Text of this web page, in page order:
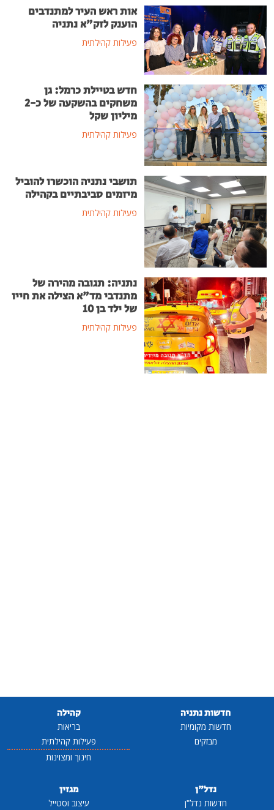
אות ראש העיר למתנדבים
הוענק לזק"א נתניה
פעילות קהילתית
חדש בטיילת כרמל: גן
משחקים בהשקעה של כ-2
מיליון שקל
פעילות קהילתית
תושבי נתניה הוכשרו להוביל
מיזמים סביבתיים בקהילה
פעילות קהילתית
נתניה: תגובה מהירה של
מתנדבי מד"א הצילה את חייו
של ילד בן 10
פעילות קהילתית
חדשות נתניה
חדשות מקומיות
מבזקים
קהילה
בריאות
פעילות קהילתית
חינוך ומצוינות
נדל"ן
חדשות נדל"ן
מגזין
עיצוב וסטייל